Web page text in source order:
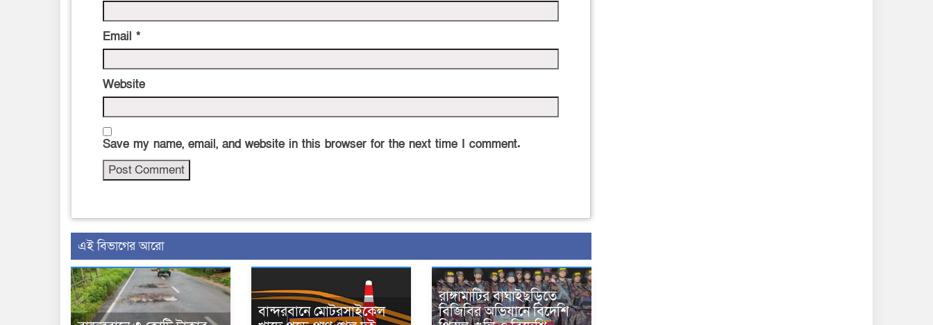
Email *
Website
Save my name, email, and website in this browser for the next time I comment.
এই বিভাগের আরো
বান্দরবানে মোটরসাইকেল
রাঙ্গামাটির বাঘাইছড়িতে
বিজিবির অভিযানে বিদেশি